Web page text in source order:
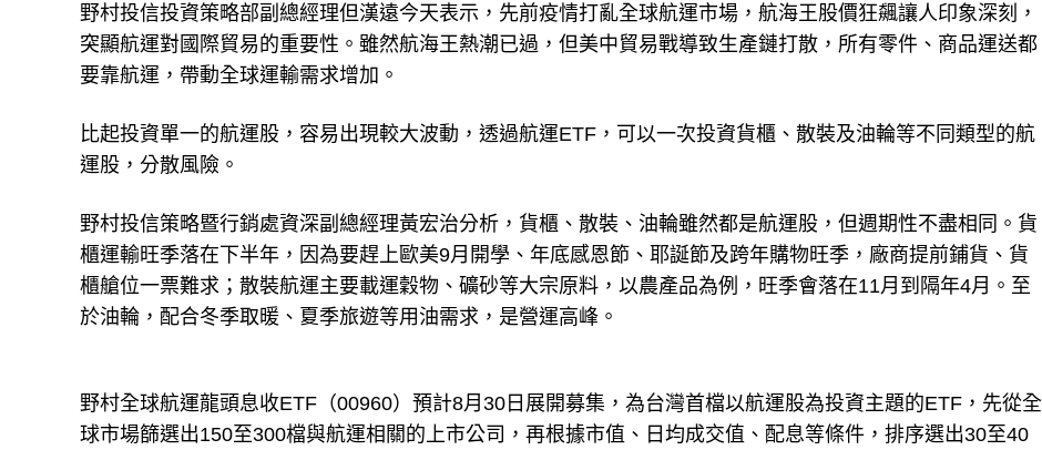
野村投信投資策略部副總經理但漢遠今天表示，先前疫情打亂全球航運市場，航海王股價狂飆讓人印象深刻，
突顯航運對國際貿易的重要性。雖然航海王熱潮已過，但美中貿易戰導致生產鏈打散，所有零件、商品運送都
要靠航運，帶動全球運輸需求增加。
比起投資單一的航運股，容易出現較大波動，透過航運ETF，可以一次投資貨櫃、散裝及油輪等不同類型的航
運股，分散風險。
野村投信策略暨行銷處資深副總經理黃宏治分析，貨櫃、散裝、油輪雖然都是航運股，但週期性不盡相同。貨
櫃運輸旺季落在下半年，因為要趕上歐美9月開學、年底感恩節、耶誕節及跨年購物旺季，廠商提前鋪貨、貨
櫃艙位一票難求；散裝航運主要載運穀物、礦砂等大宗原料，以農產品為例，旺季會落在11月到隔年4月。至
於油輪，配合冬季取暖、夏季旅遊等用油需求，是營運高峰。
野村全球航運龍頭息收ETF（00960）預計8月30日展開募集，為台灣首檔以航運股為投資主題的ETF，先從全
球市場篩選出150至300檔與航運相關的上市公司，再根據市值、日均成交值、配息等條件，排序選出30至40